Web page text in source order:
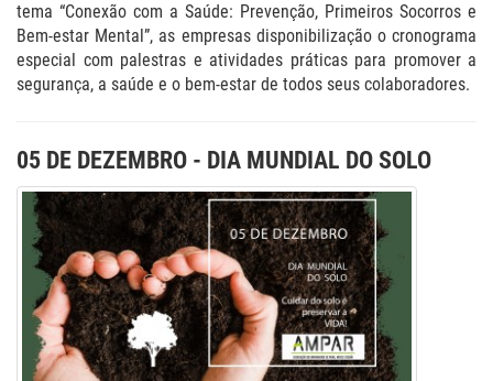
tema “Conexão com a Saúde: Prevenção, Primeiros Socorros e
Bem-estar Mental”, as empresas disponibilização o cronograma
especial com palestras e atividades práticas para promover a
segurança, a saúde e o bem-estar de todos seus colaboradores.
05 DE DEZEMBRO - DIA MUNDIAL DO SOLO